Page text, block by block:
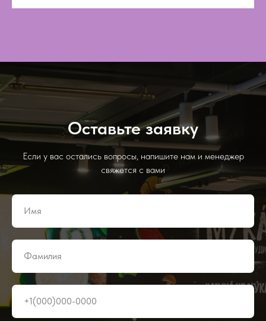
Оставьте заявку
Если у вас остались вопросы, напишите нам и менеджер
свяжется с вами